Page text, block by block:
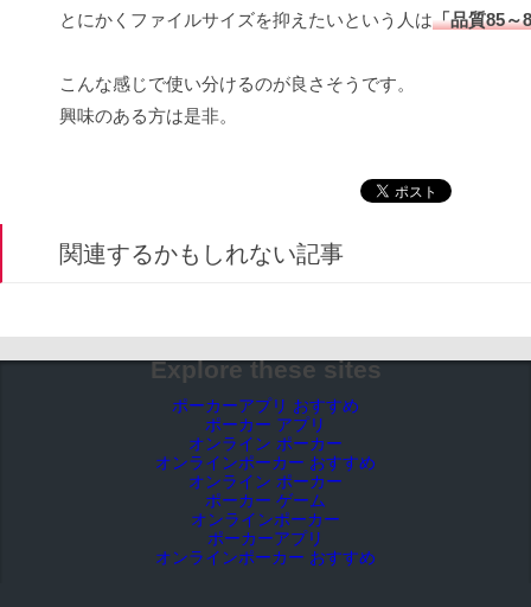
とにかくファイルサイズを抑えたいという人は「品質85～
こんな感じで使い分けるのが良さそうです。
興味のある方は是非。
関連するかもしれない記事
Explore these sites
ポーカーアプリ おすすめ
ポーカー アプリ
オンライン ポーカー
オンラインポーカー おすすめ
オンライン ポーカー
ポーカー ゲーム
オンラインポーカー
ポーカーアプリ
オンラインポーカー おすすめ